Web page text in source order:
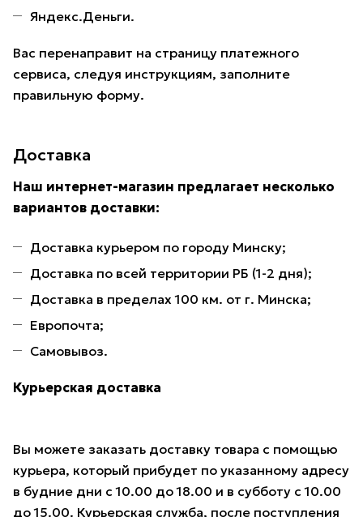
Яндекс.Деньги.
Вас перенаправит на страницу платежного
сервиса, следуя инструкциям, заполните
правильную форму.
Доставка
Наш интернет-магазин предлагает несколько
вариантов доставки:
Доставка курьером по городу Минску;
Доставка по всей территории РБ (1-2 дня);
Доставка в пределах 100 км. от г. Минска;
Европочта;
Самовывоз.
Курьерская доставка
Вы можете заказать доставку товара с помощью
курьера, который прибудет по указанному адресу
в будние дни с 10.00 до 18.00 и в субботу с 10.00
до 15.00. Курьерская служба, после поступления